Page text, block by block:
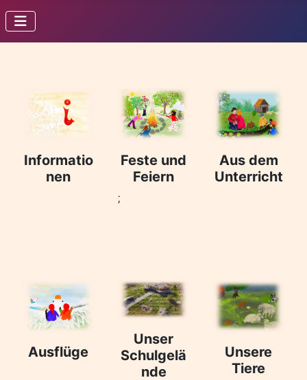
Informatio
nen
Feste und
Feiern
;
Aus dem
Unterricht
Ausflüge
Unser
Schulgelä
nde
Unsere
Tiere